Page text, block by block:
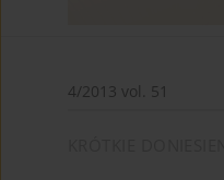
4/2013 vol. 51